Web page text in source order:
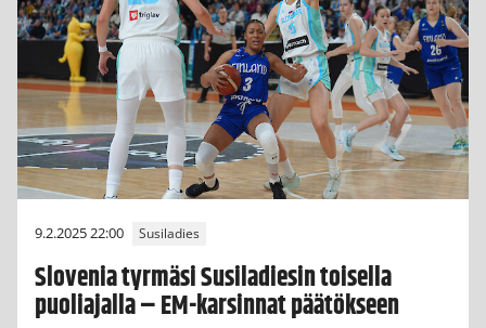
9.2.2025 22:00 Susiladies
Slovenia tyrmäsi Susiladiesin toisella
puoliajalla – EM-karsinnat päätökseen